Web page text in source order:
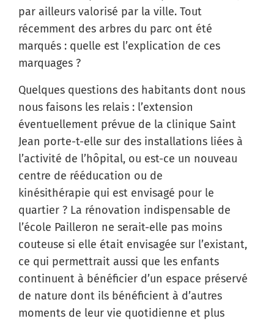
par ailleurs valorisé par la ville. Tout
récemment des arbres du parc ont été
marqués : quelle est l’explication de ces
marquages ?
Quelques questions des habitants dont nous
nous faisons les relais : l’extension
éventuellement prévue de la clinique Saint
Jean porte-t-elle sur des installations liées à
l’activité de l’hôpital, ou est-ce un nouveau
centre de rééducation ou de
kinésithérapie qui est envisagé pour le
quartier ? La rénovation indispensable de
l’école Pailleron ne serait-elle pas moins
couteuse si elle était envisagée sur l’existant,
ce qui permettrait aussi que les enfants
continuent à bénéficier d’un espace préservé
de nature dont ils bénéficient à d’autres
moments de leur vie quotidienne et plus